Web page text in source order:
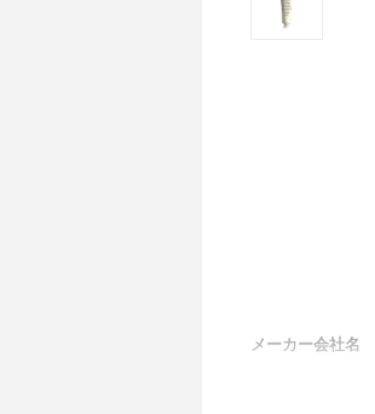
メーカー会社名